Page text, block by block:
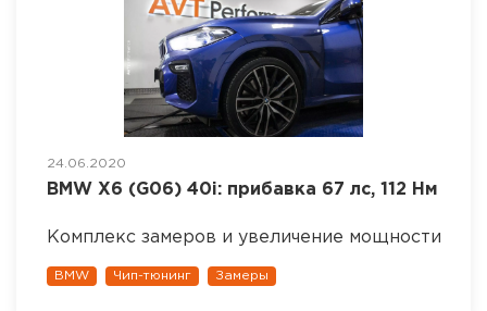
24.06.2020
BMW X6 (G06) 40i: прибавка 67 лс, 112 Нм
Комплекс замеров и увеличение мощности
BMW Чип-тюнинг Замеры